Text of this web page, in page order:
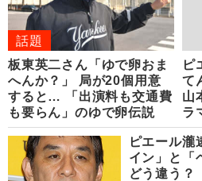
話題
板東英二さん「ゆで卵おま
へんか？」 局が20個用意
すると… 「出演料も交通費
も要らん」のゆで卵伝説
ピ
て
山
ラ
ピエール
イン」と「
どう違う？